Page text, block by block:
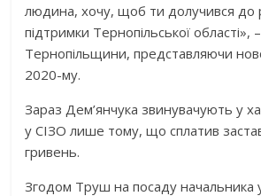
людина, хочу, щоб ти долучився до
підтримки Тернопільської області»,
Тернопільщини, представляючи
2020-му.
Зараз Дем’янчука звинувачують у
у СІЗО лише тому, що сплатив
гривень.
Згодом Труш на посаду начальника